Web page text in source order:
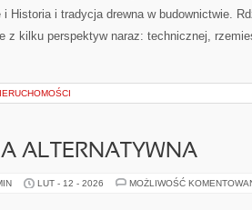
i Historia i tradycja drewna w budownictwie.
z kilku perspektyw naraz: technicznej,
ALTERNATYWNA
LUT - 12 - 2026 MOŻLIWOŚĆ